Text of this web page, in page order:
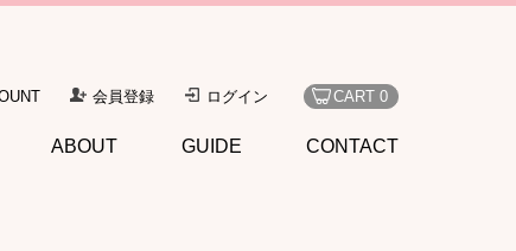
CART 0
会員登録 ログイン
ABOUT GUIDE CONTACT